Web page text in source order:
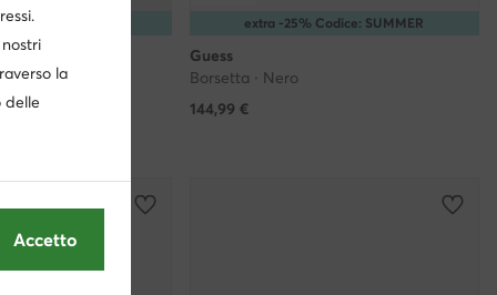
SUMMER extra -25% Codice: SUMMER
Guess
Borsetta · Nero
144,99 €
la
delle
Accetto